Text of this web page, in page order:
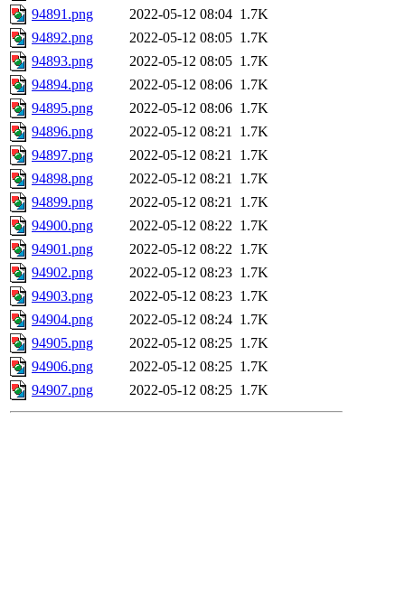
94891.png
2022-05-12 08:04 1.7K
94892.png
2022-05-12 08:05 1.7K
94893.png
2022-05-12 08:05 1.7K
94894.png
2022-05-12 08:06 1.7K
94895.png
2022-05-12 08:06 1.7K
94896.png
2022-05-12 08:21 1.7K
94897.png
2022-05-12 08:21 1.7K
94898.png
2022-05-12 08:21 1.7K
94899.png
2022-05-12 08:21 1.7K
94900.png
2022-05-12 08:22 1.7K
94901.png
2022-05-12 08:22 1.7K
94902.png
2022-05-12 08:23 1.7K
94903.png
2022-05-12 08:23 1.7K
94904.png
2022-05-12 08:24 1.7K
94905.png
2022-05-12 08:25 1.7K
94906.png
2022-05-12 08:25 1.7K
94907.png
2022-05-12 08:25 1.7K